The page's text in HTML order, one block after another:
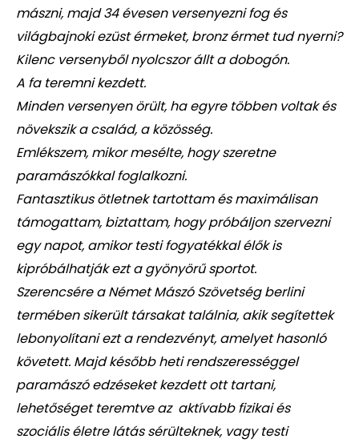
mászni, majd 34 évesen versenyezni fog és
világbajnoki ezüst érmeket, bronz érmet tud nyerni?
Kilenc versenyből nyolcszor állt a dobogón.
A fa teremni kezdett.
Minden versenyen örült, ha egyre többen voltak és
növekszik a család, a közösség.
Emlékszem, mikor mesélte, hogy szeretne
paramászókkal foglalkozni.
Fantasztikus ötletnek tartottam és maximálisan
támogattam, biztattam, hogy próbáljon szervezni
egy napot, amikor testi fogyatékkal élők is
kipróbálhatják ezt a gyönyörű sportot.
Szerencsére a Német Mászó Szövetség berlini
termében sikerült társakat találnia, akik segítettek
lebonyolítani ezt a rendezvényt, amelyet hasonló
követett. Majd később heti rendszerességgel
paramászó edzéseket kezdett ott tartani,
lehetőséget teremtve az aktívabb fizikai és
szociális életre látás sérülteknek, vagy testi